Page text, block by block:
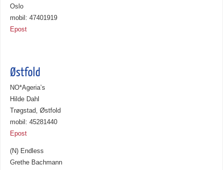
Oslo
mobil: 47401919
Epost
Østfold
NO*Ageria’s
Hilde Dahl
Trøgstad, Østfold
mobil: 45281440
Epost
(N) Endless
Grethe Bachmann